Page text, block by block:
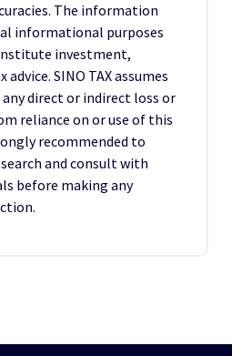
The information
informational purposes
investment,
SINO TAX assumes
direct or indirect loss or
reliance on or use of this
recommended to
and consult with
before making any